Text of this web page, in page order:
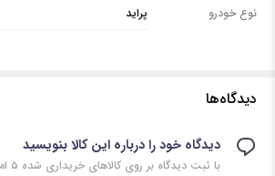
نوع خودرو
پراید
دیدگاه‌ها
دیدگاه خود را درباره این کالا بنویسید
با